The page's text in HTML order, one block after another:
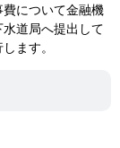
について金融機
道局へ提出して
ます。